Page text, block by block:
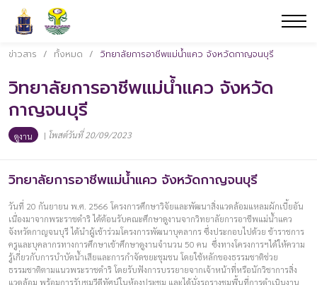
ข่าวสาร / ทั้งหมด / วิทยาลัยการอาชีพแม่น้ำแคว จังหวัดกาญจนบุรี
วิทยาลัยการอาชีพแม่น้ำแคว จังหวัด
กาญจนบุรี
ดูงาน | โพสต์วันที่ 20/09/2023
วิทยาลัยการอาชีพแม่น้ำแคว จังหวัดกาญจนบุรี
วันที่ 20 กันยายน พ.ศ. 2566 โครงการศึกษาวิจัยและพัฒนาสิ่งแวดล้อมแหลมผักเบี้ยอัน
เนื่องมาจากพระราชดำริ ได้ต้อนรับคณะศึกษาดูงานจากวิทยาลัยการอาชีพแม่น้ำแคว
จังหวัดกาญจนบุรี ได้นำผู้เข้าร่วมโครงการพัฒนาบุคลากร ซึ่งประกอบไปด้วย ข้าราชการ
ครูและบุคลากรทางการศึกษาเข้าศึกษาดูงานจำนวน 50 คน ซึ่งทางโครงการฯได้ให้ความ
รู้เกี่ยวกับการบำบัดน้ำเสียและการกำจัดขยะชุมชน โดยใช้หลักของธรรมชาติช่วย
ธรรมชาติตามแนวพระราชดำริ โดยรับฟังการบรรยายจากเจ้าหน้าที่หรือนักวิชาการสิ่ง
แวดล้อม พร้อมการรับชมวีดีทัศน์ในห้องประชุม และได้นั่งรถรางชมพื้นที่การดำเนินงาน